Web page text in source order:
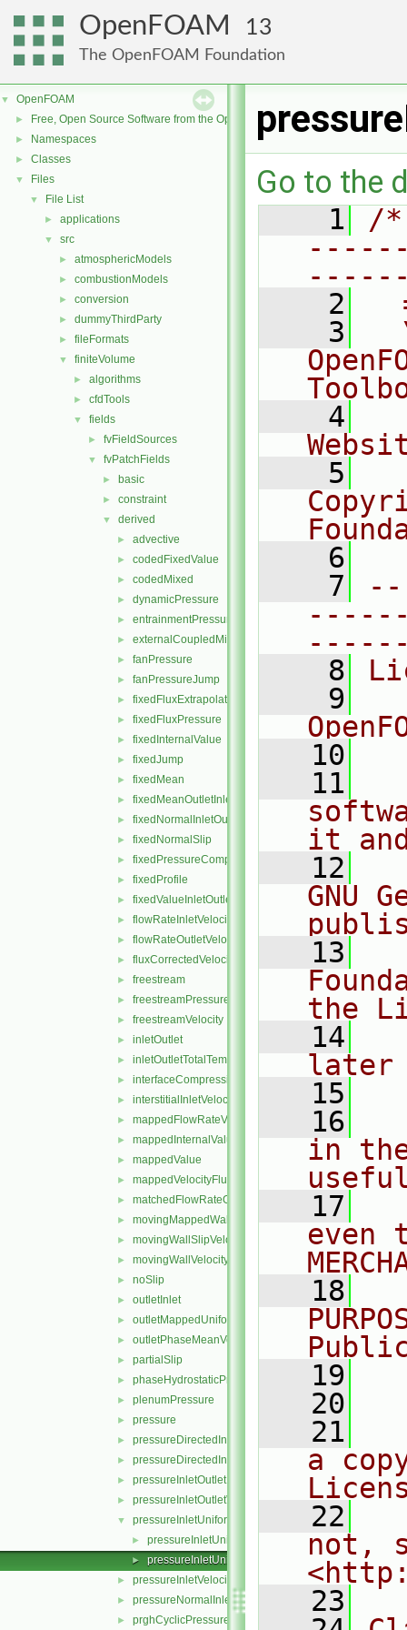
OpenFOAM 13
The OpenFOAM Foundation
▼ OpenFOAM
► Free, Open Source Software from the OpenFOAM Foundation
► Namespaces
► Classes
▼ Files
▼ File List
► applications
▼ src
► atmosphericModels
► combustionModels
► conversion
► dummyThirdParty
► fileFormats
▼ finiteVolume
► algorithms
► cfdTools
▼ fields
► fvFieldSources
▼ fvPatchFields
► basic
► constraint
▼ derived
► advective
► codedFixedValue
► codedMixed
► dynamicPressure
► entrainmentPressure
► externalCoupledMixed
► fanPressure
► fanPressureJump
► fixedFluxExtrapolatedPressure
► fixedFluxPressure
► fixedInternalValue
► fixedJump
► fixedMean
► fixedMeanOutletInlet
► fixedNormalInletOutletVelocity
► fixedNormalSlip
► fixedPressureCompressibleDensity
► fixedProfile
► fixedValueInletOutlet
► flowRateInletVelocity
► flowRateOutletVelocity
► fluxCorrectedVelocity
► freestream
► freestreamPressure
► freestreamVelocity
► inletOutlet
► inletOutletTotalTemperature
► interfaceCompression
► interstitialInletVelocity
► mappedFlowRateVelocity
► mappedInternalValue
► mappedValue
► mappedVelocityFlux
► matchedFlowRateOutletVelocity
► movingMappedWallVelocity
► movingWallSlipVelocity
► movingWallVelocity
► noSlip
► outletInlet
► outletMappedUniformInlet
► outletPhaseMeanVelocity
► partialSlip
► phaseHydrostaticPressure
► plenumPressure
► pressure
► pressureDirectedInletOutletVelocity
► pressureDirectedInletVelocity
► pressureInletOutletParSlipVelocity
► pressureInletOutletVelocity
▼ pressureInletUniformVelocity
► pressureInletUniformVelocityFvPatchVectorField.C
► pressureInletUniformVelocityFvPatchVectorField.H
► pressureInletVelocity
► pressureNormalInletOutletVelocity
► prghCyclicPressure
Go to the
    1
/
    2
    3
    4
    5
    6
    7
    8
    9
   10
   11
it
   12
GNU
   13
the
   14
later
   15
   16
in
   17
even
   18
   19
   20
   21
a
   22
not,
   23